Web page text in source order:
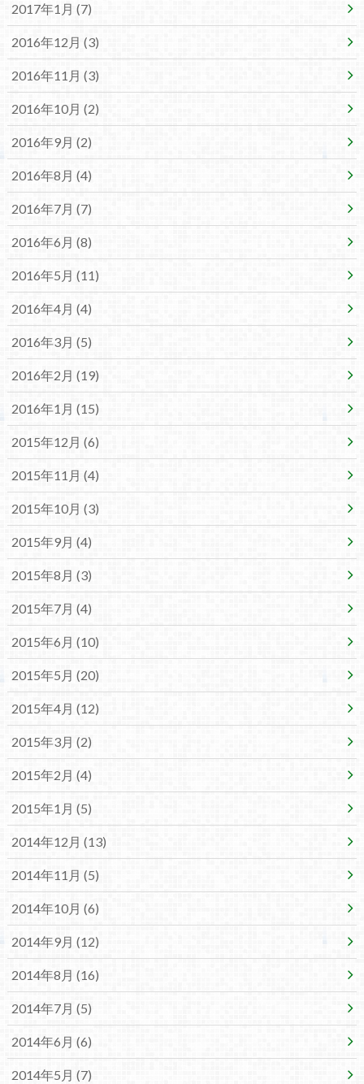
2017年1月 (7)
2016年12月 (3)
2016年11月 (3)
2016年10月 (2)
2016年9月 (2)
2016年8月 (4)
2016年7月 (7)
2016年6月 (8)
2016年5月 (11)
2016年4月 (4)
2016年3月 (5)
2016年2月 (19)
2016年1月 (15)
2015年12月 (6)
2015年11月 (4)
2015年10月 (3)
2015年9月 (4)
2015年8月 (3)
2015年7月 (4)
2015年6月 (10)
2015年5月 (20)
2015年4月 (12)
2015年3月 (2)
2015年2月 (4)
2015年1月 (5)
2014年12月 (13)
2014年11月 (5)
2014年10月 (6)
2014年9月 (12)
2014年8月 (16)
2014年7月 (5)
2014年6月 (6)
2014年5月 (7)